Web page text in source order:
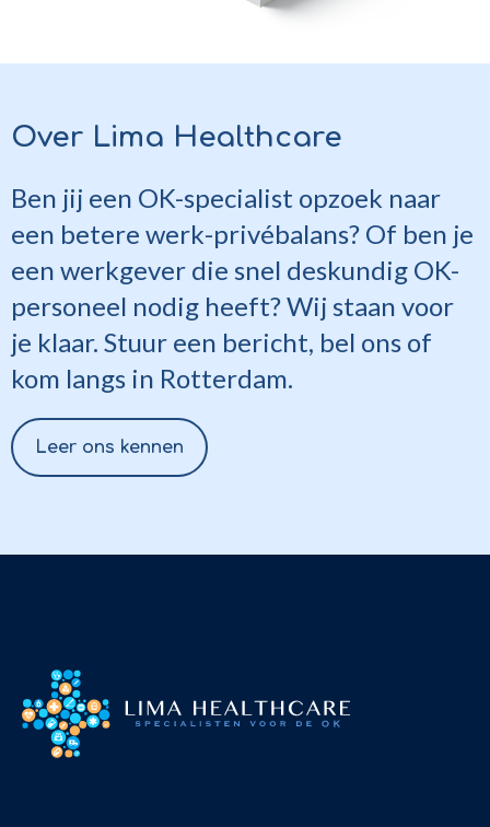
Over Lima Healthcare
Ben jij een OK-specialist opzoek naar
een betere werk-privébalans? Of ben je
een werkgever die snel deskundig OK-
personeel nodig heeft? Wij staan voor
je klaar. Stuur een bericht, bel ons of
kom langs in Rotterdam.
Leer ons kennen